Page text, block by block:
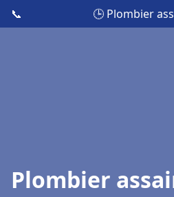
📞 🕒 Plombier
Plombier